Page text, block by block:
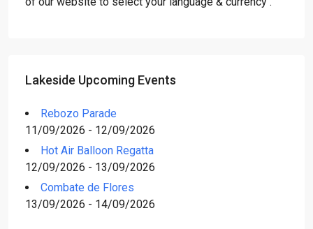
Lakeside Upcoming Events
Rebozo Parade
11/09/2026 - 12/09/2026
Hot Air Balloon Regatta
12/09/2026 - 13/09/2026
Combate de Flores
13/09/2026 - 14/09/2026